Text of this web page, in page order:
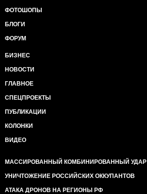
ФОТОШОПЫ
БЛОГИ
ФОРУМ
БИЗНЕС
НОВОСТИ
ГЛАВНОЕ
СПЕЦПРОЕКТЫ
ПУБЛИКАЦИИ
КОЛОНКИ
ВИДЕО
МАССИРОВАННЫЙ КОМБИНИРОВАННЫЙ УДАР
УНИЧТОЖЕНИЕ РОССИЙСКИХ ОККУПАНТОВ
АТАКА ДРОНОВ НА РЕГИОНЫ РФ